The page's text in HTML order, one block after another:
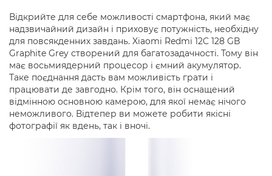
Відкрийте для себе можливості смартфона, який має
надзвичайний дизайн і приховує потужність, необхідну
для повсякденних завдань. Xiaomi Redmi 12C 128 GB
Graphite Grey створений для багатозадачності. Тому він
має восьмиядерний процесор і ємний акумулятор.
Таке поєднання дасть вам можливість грати і
працювати де завгодно. Крім того, він оснащений
відмінною основною камерою, для якої немає нічого
неможливого. Відтепер ви можете робити якісні
фотографії як вдень, так і вночі.